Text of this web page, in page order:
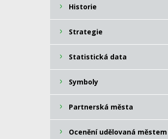
Historie
Strategie
Statistická data
Symboly
Partnerská města
Ocenění udělovaná městem